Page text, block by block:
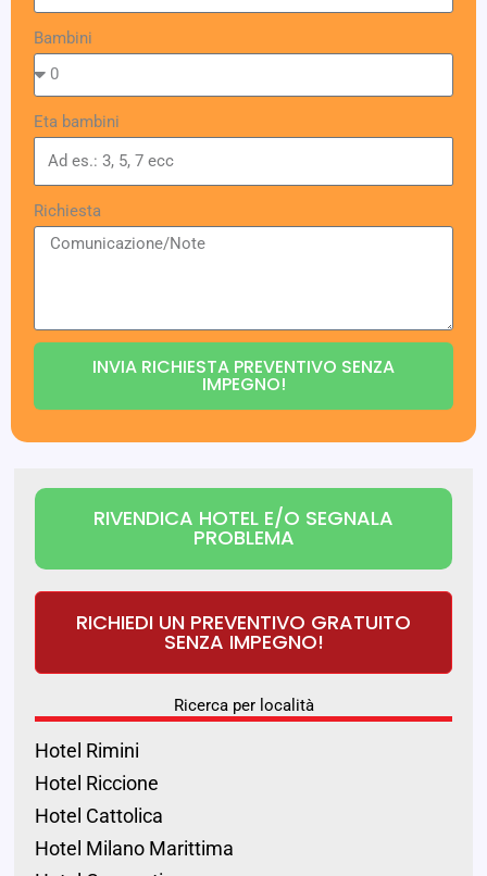
Bambini
Eta bambini
Richiesta
INVIA RICHIESTA PREVENTIVO SENZA
IMPEGNO!
RIVENDICA HOTEL E/O SEGNALA
PROBLEMA
RICHIEDI UN PREVENTIVO GRATUITO
SENZA IMPEGNO!
Ricerca per località
Hotel Rimini
Hotel Riccione
Hotel Cattolica
Hotel Milano Marittima